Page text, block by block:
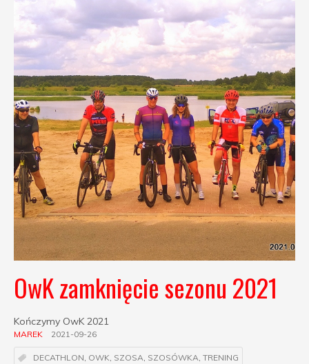
OwK zamknięcie sezonu 2021
Kończymy OwK 2021
MAREK 2021-09-26
DECATHLON, OWK, SZOSA, SZOSÓWKA, TRENING